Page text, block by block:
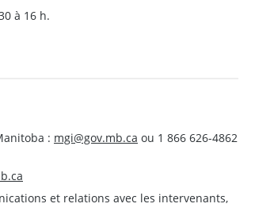
à 16 h.
: mgi@gov.mb.ca ou 1 866 626-4862
et relations avec les intervenants,